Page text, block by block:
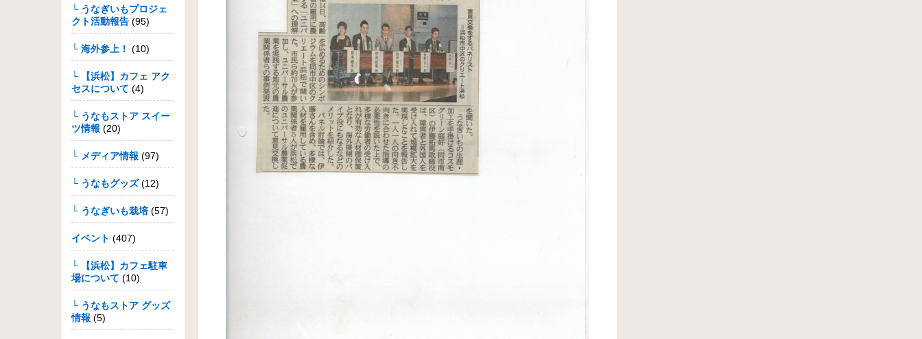
└ うなぎいもプロジェ
クト活動報告 (95)
└ 海外参上！ (10)
└ 【浜松】カフェ アク
セスについて (4)
└ うなもストア スイー
ツ情報 (20)
└ メディア情報 (97)
└ うなもグッズ(12)
└ うなぎいも栽培(57)
イベント (407)
└ 【浜松】カフェ駐車
場について (10)
└ うなもストア グッズ
情報 (5)